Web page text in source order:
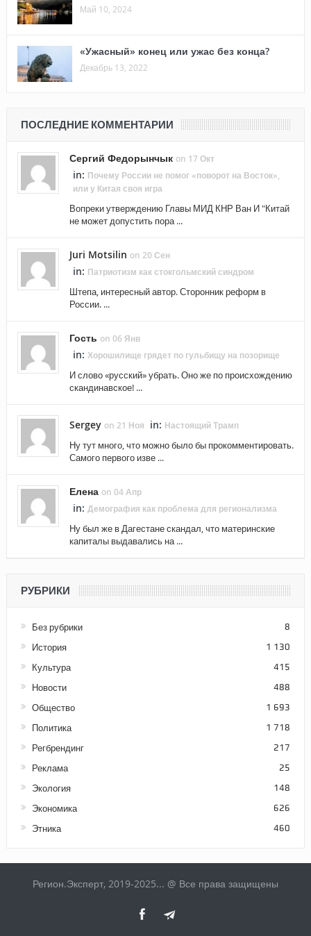
Май 10, 2024
«Ужасный» конец или ужас без конца?
Декабрь 13, 2022
ПОСЛЕДНИЕ КОММЕНТАРИИ
Сергий Федорынчык on 17 Окт
in: Почему России не помог «поворот на Восток»,
или у Китая своя игра
Вопреки утверждению Главы МИД КНР Ван И "Китай
не может допустить пора ...
Juri Motsilin on 20 Сен
in: Патриотизм как стокгольмский синдром
Штепа, интересный автор. Сторонник реформ в
России. ...
Гость on 06 Янв
in: Хорошилище грядет по гульбищу на позорище
И слово «русский» убрать. Оно же по происхождению
скандинавское! ...
Sergey on 21 Ноя in: Настоящий Трамп
Ну тут много, что можно было бы прокомментировать.
Самого первого изве ...
Елена on 04 Апр
in: Демография как проблема для регионализма
Ну был же в Дагестане скандал, что материнские
капиталы выдавались на ...
РУБРИКИ
Без рубрики 8
История 1 130
Культура 415
Новости 488
Общество 1 693
Политика 1 718
Регбрендинг 217
Реклама 25
Экология 148
Экономика 626
Этника 460
Регион.Эксперт, 2019-2025... @ Все права защищены